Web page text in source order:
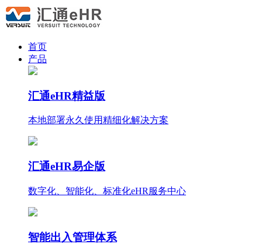
首页
产品
汇通eHR精益版
本地部署永久使用精细化解决方案
汇通eHR易企版
数字化、智能化、标准化eHR服务中心
智能出入管理体系